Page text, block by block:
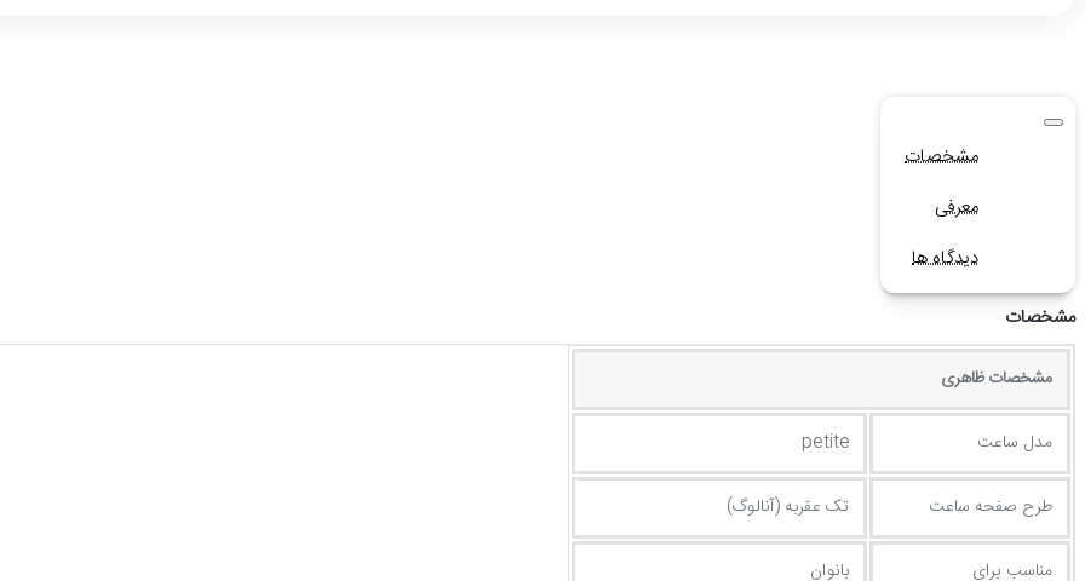
مشخصات
معرفی
دیدگاه ها
مشخصات
مشخصات ظاهری
مدل ساعت petite
طرح صفحه ساعت تک عقربه (آنالوگ)
مناسب برای بانوان